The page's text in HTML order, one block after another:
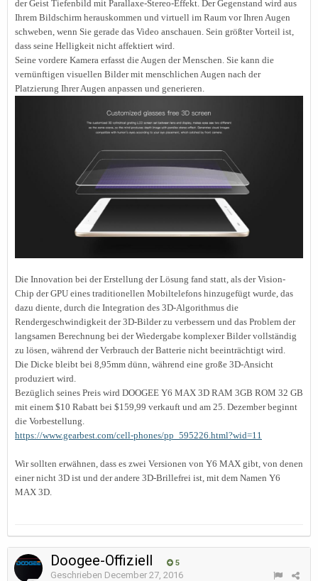
der Geist Tiefenbild mit Parallaxe-Stereo-Effekt. Der Gegenstand wird aus
Ihrem Bildschirm herauskommen und virtuell im Raum vor Ihren Augen
schweben, wenn Sie gerade das Video anschauen. Sein größter Vorteil ist,
dass seine Helligkeit nicht affektiert wird.
Seine vordere Kamera erfasst die Augen der Menschen. Sie kann die
vernünftigen visuellen Bilder mit menschlichen Augen nach der
Platzierung Ihrer Augen anpassen und generieren.
Die Innovation bei der Erstellung der Lösung fand statt, als der Vision-
Chip der GPU eines traditionellen Mobiltelefons hinzugefügt wurde, das
dazu diente, durch die Integration des 3D-Algorithmus die
Rendergeschwindigkeit der 3D-Bilder zu verbessern und das Problem der
langsamen Berechnung bei der Wiedergabe komplexer Bilder vollständig
zu lösen, während der Verbrauch der Batterie nicht beeinträchtigt wird.
Die Dicke bleibt bei 8,95mm dünn, während eine große 3D-Ansicht
produziert wird.
Bezüglich seines Preis wird DOOGEE Y6 MAX 3D RAM 3GB ROM 32 GB
mit einem $10 Rabatt bei $159,99 verkauft und am 25. Dezember beginnt
die Vorbestellung.
https://www.gearbest.com/cell-phones/pp_595226.html?wid=11
Wir sollten erwähnen, dass es zwei Versionen von Y6 MAX gibt, von denen
einer nicht 3D ist und der andere 3D-Brillefrei ist, mit dem Namen Y6
MAX 3D.
Doogee-Offiziell 5
Geschrieben December 27, 2016